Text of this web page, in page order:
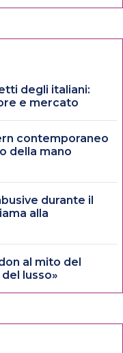
degli italiani:
e mercato
contemporaneo
della mano
durante il
alla
al mito del
lusso»